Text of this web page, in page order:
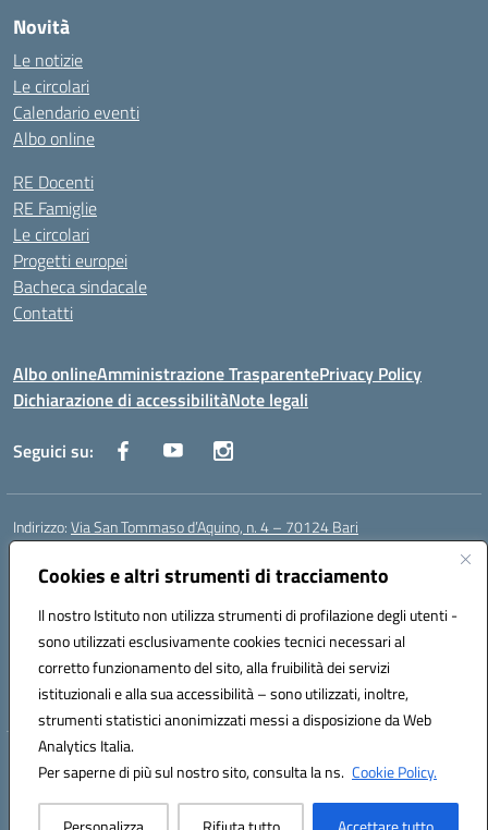
Cookies e altri strumenti di tracciamento
Il nostro Istituto non utilizza strumenti di profilazione degli utenti -
sono utilizzati esclusivamente cookies tecnici necessari al
corretto funzionamento del sito, alla fruibilità dei servizi
istituzionali e alla sua accessibilità – sono utilizzati, inoltre,
strumenti statistici anonimizzati messi a disposizione da Web
Analytics Italia.
Per saperne di più sul nostro sito, consulta la ns. Cookie Policy.
Novità
Le notizie
Le circolari
Calendario eventi
Albo online
RE Docenti
RE Famiglie
Le circolari
Progetti europei
Bacheca sindacale
Contatti
Albo onlineAmministrazione TrasparentePrivacy Policy
Dichiarazione di accessibilitàNote legali
Seguici su:
Indirizzo:Via San Tommaso d’Aquino, n. 4 – 70124 Bari
Centralino:0805043941 Email:bapc150004@istruzione.it
Posta elettronica certificata (PEC):bapc150004@pec.istruzione.it
Codice fiscale: 80011240720
Codice meccanografico:BAPC150004
Codice Indice delle Pubbliche Amministrazioni (IPA): istsc_bapc150004
Codice unico di fatturazione (CUF): UFLLWZ
Hosting & Powered by 3D Solution S.r.l.
Concept & Design by Designers Italia